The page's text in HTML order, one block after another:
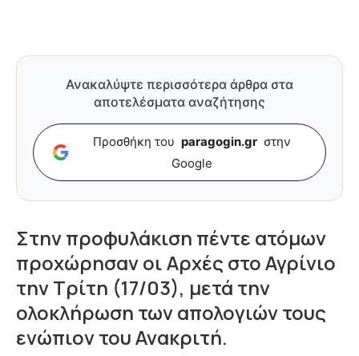
Ανακαλύψτε περισσότερα άρθρα στα
αποτελέσματα αναζήτησης
Προσθήκη του paragogin.gr στην
Google
Στην προφυλάκιση πέντε ατόμων
προχώρησαν οι Αρχές στο Αγρίνιο
την Τρίτη (17/03), μετά την
ολοκλήρωση των απολογιών τους
ενώπιον του Ανακριτή.